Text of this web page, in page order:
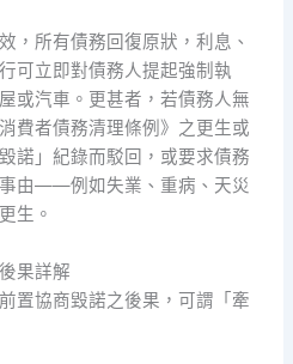
，所有債務回復原狀，利息、
可立即對債務人提起強制執
或汽車。更甚者，若債務人無
費者債務清理條例》之更生或
諾」紀錄而駁回，或要求債務
由——例如失業、重病、天災
生。
果詳解
置協商毀諾之後果，可謂「牽